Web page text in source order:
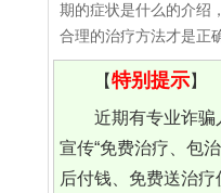
期的症状是什么的介绍
合理的治疗方法才是正
【特别提示】
近期有专业诈
宣传“免费治疗、包
后付钱、免费送治疗